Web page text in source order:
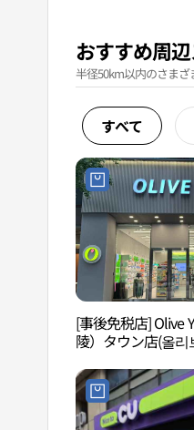
おすすめ周
半径50km以内のさまざ
すべて
[事後免税店] Olive
陵）タウン店(올